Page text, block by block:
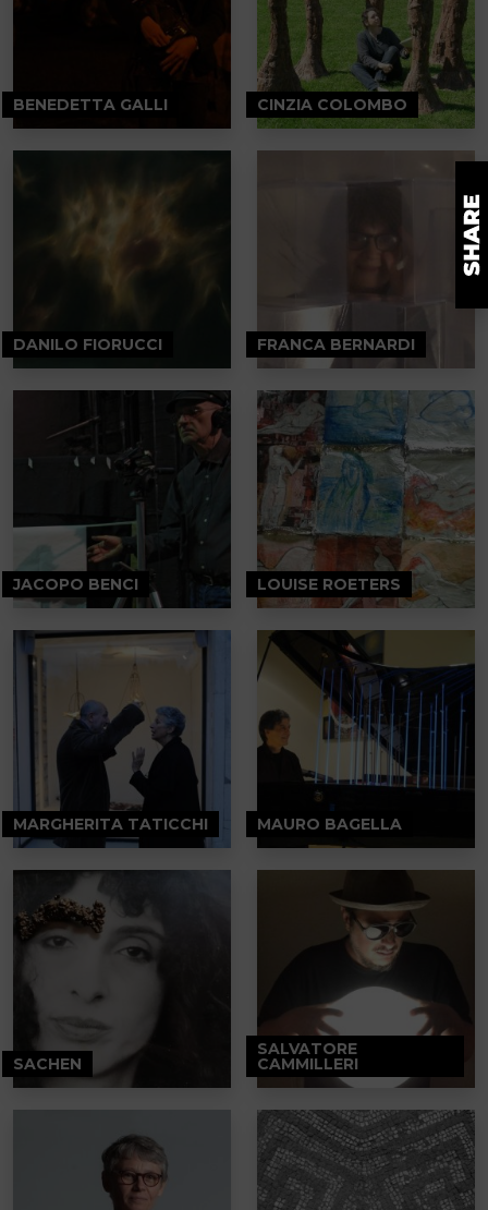
BENEDETTA GALLI CINZIA COLOMBO
DANILO FIORUCCI FRANCA BERNARDI
JACOPO BENCI LOUISE ROETERS
MARGHERITA TATICCHI MAURO BAGELLA
SACHEN
SALVATORE
CAMMILLERI